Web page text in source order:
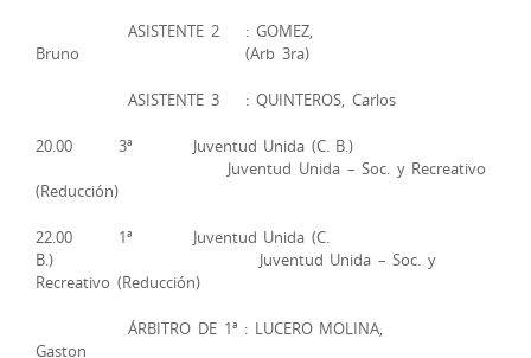
ASISTENTE 2 : GOMEZ,
Bruno (Arb 3ra)
ASISTENTE 3 : QUINTEROS, Carlos
20.00 3ª Juventud Unida (C. B.)
Juventud Unida – Soc. y Recreativo
(Reducción)
22.00 1ª Juventud Unida (C.
B.) Juventud Unida – Soc. y
Recreativo (Reducción)
ÁRBITRO DE 1ª : LUCERO MOLINA,
Gaston